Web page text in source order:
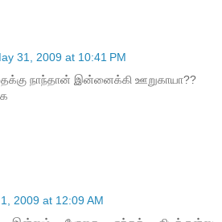
31, 2009 at 10:41 PM
நாந்தான் இன்னைக்கி ஊறுகாயா??
2009 at 12:09 AM